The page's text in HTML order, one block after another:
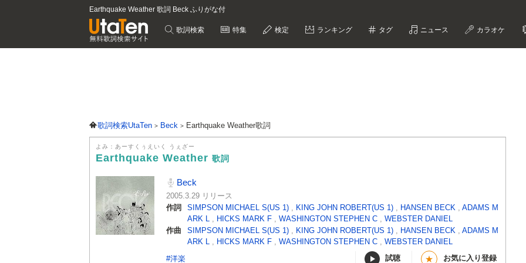
Earthquake Weather 歌詞 Beck ふりがな付
歌詞検索 特集 検定 ランキング タグ ニュース カラオケ
歌詞検索UtaTen Beck Earthquake Weather歌詞
よみ：あーすくぅえいく うぇざー
Earthquake Weather 歌詞
Beck
2005.3.29 リリース
作詞
SIMPSON MICHAEL S(US 1) , KING JOHN ROBERT(US 1) , HANSEN BECK , ADAMS M
ARK L , HICKS MARK F , WASHINGTON STEPHEN C , WEBSTER DANIEL
作曲
SIMPSON MICHAEL S(US 1) , KING JOHN ROBERT(US 1) , HANSEN BECK , ADAMS M
ARK L , HICKS MARK F , WASHINGTON STEPHEN C , WEBSTER DANIEL
#洋楽
試聴 ★ お気に入り登録